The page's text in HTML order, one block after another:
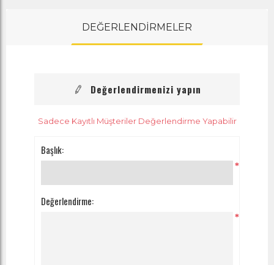
DEĞERLENDİRMELER
Değerlendirmenizi yapın
Sadece Kayıtlı Müşteriler Değerlendirme Yapabilir
Başlık:
*
Değerlendirme:
*